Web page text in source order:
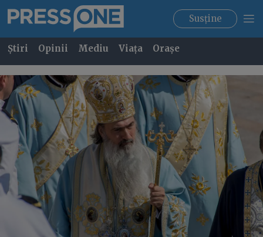
Susține
Știri Opinii Mediu Viața Orașe